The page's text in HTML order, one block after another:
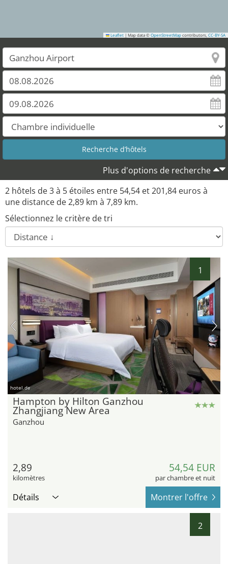
Leaflet | Map data © OpenStreetMap contributors, CC-BY-SA
Plus d'options de recherche
2 hôtels de3à 5 étoiles entre 54,54 et201,84 euros à
une distance de2,89 km à 7,89 km.
Sélectionnez le critère de tri
1
hotel.de
Hampton by Hilton Ganzhou
Zhangjiang New Area
Ganzhou
2,89
kilomètres
54,54 EUR
par chambre et nuit
Détails Montrer l'offre
2